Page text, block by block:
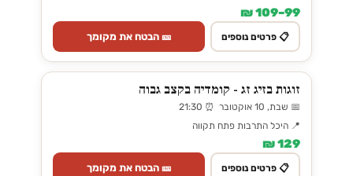
99–109 ₪
📋 פרטים נוספים 🎫 הבטח את מקומך
זוגות בזיג זג - קומדיה בקצב גבוה
📅 שבת, 10 אוקטובר ⏰ 21:30
📍 היכל התרבות פתח תקווה
129 ₪
📋 פרטים נוספים 🎫 הבטח את מקומך